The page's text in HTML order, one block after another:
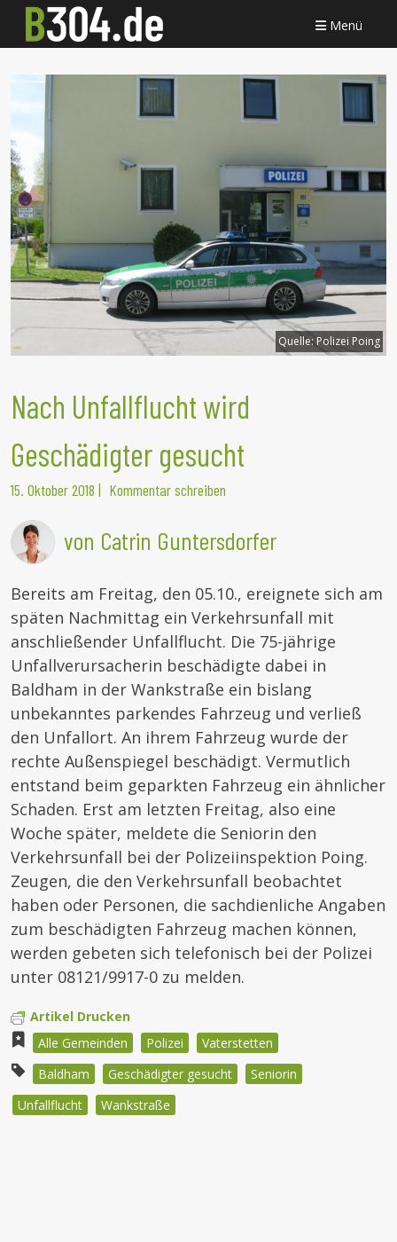
Menü
Quelle:Polizei Poing
Nach Unfallflucht wird
Geschädigter gesucht
15. Oktober 2018 | Kommentar schreiben
von Catrin Guntersdorfer
Bereits am Freitag, den 05.10., ereignete sich am
späten Nachmittag ein Verkehrsunfall mit
anschließender Unfallflucht. Die 75-jährige
Unfallverursacherin beschädigte dabei in
Baldham in der Wankstraße ein bislang
unbekanntes parkendes Fahrzeug und verließ
den Unfallort. An ihrem Fahrzeug wurde der
rechte Außenspiegel beschädigt. Vermutlich
entstand beim geparkten Fahrzeug ein ähnlicher
Schaden. Erst am letzten Freitag, also eine
Woche später, meldete die Seniorin den
Verkehrsunfall bei der Polizeiinspektion Poing.
Zeugen, die den Verkehrsunfall beobachtet
haben oder Personen, die sachdienliche Angaben
zum beschädigten Fahrzeug machen können,
werden gebeten sich telefonisch bei der Polizei
unter 08121/9917-0 zu melden.
Artikel Drucken
Alle Gemeinden
Polizei
Vaterstetten
Baldham
Geschädigter gesucht
Seniorin
Unfallflucht
Wankstraße